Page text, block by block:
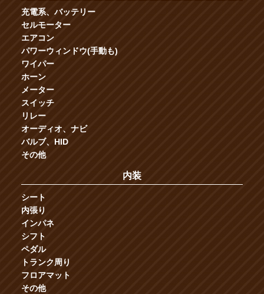
充電系、バッテリー
セルモーター
エアコン
パワーウィンドウ(手動も)
ワイパー
ホーン
メーター
スイッチ
リレー
オーディオ、ナビ
バルブ、HID
その他
内装
シート
内張り
インパネ
シフト
ペダル
トランク周り
フロアマット
その他